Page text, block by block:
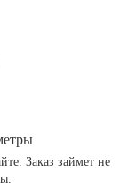
Заказ займет не